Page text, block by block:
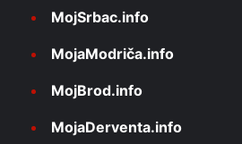
MojSrbac.info
MojaModriča.info
MojBrod.info
MojaDerventa.info